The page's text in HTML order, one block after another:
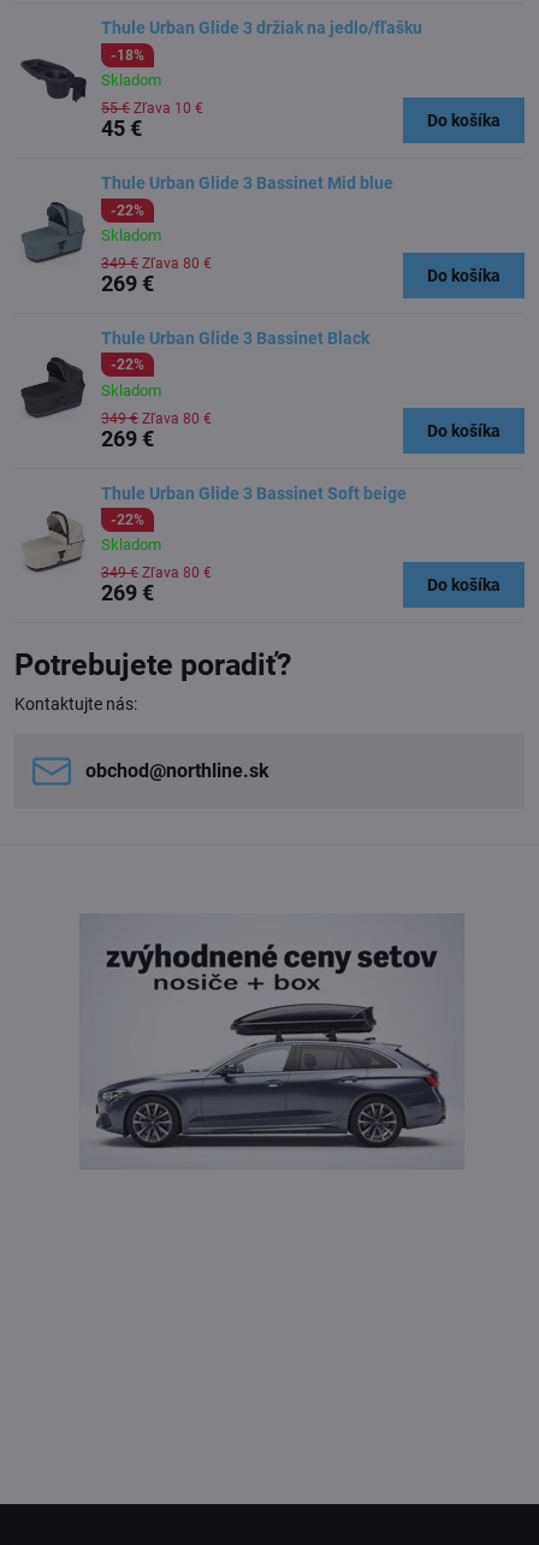
Thule Urban Glide 3 držiak na jedlo/fľašku
-18%
Skladom
45 €
55 € Zľava 10 €
Do košíka
Thule Urban Glide 3 Bassinet Mid blue
-22%
Skladom
269 €
349 € Zľava 80 €
Do košíka
Thule Urban Glide 3 Bassinet Black
-22%
Skladom
269 €
349 € Zľava 80 €
Do košíka
Thule Urban Glide 3 Bassinet Soft beige
-22%
Skladom
269 €
349 € Zľava 80 €
Do košíka
Potrebujete poradiť?
Kontaktujte nás:
obchod​@northline​.sk